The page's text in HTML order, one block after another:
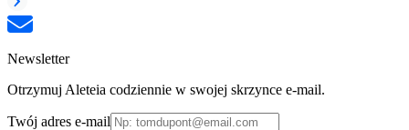
Newsletter
Otrzymuj Aleteia codziennie w swojej skrzynce e-mail.
Twój adres e-mail